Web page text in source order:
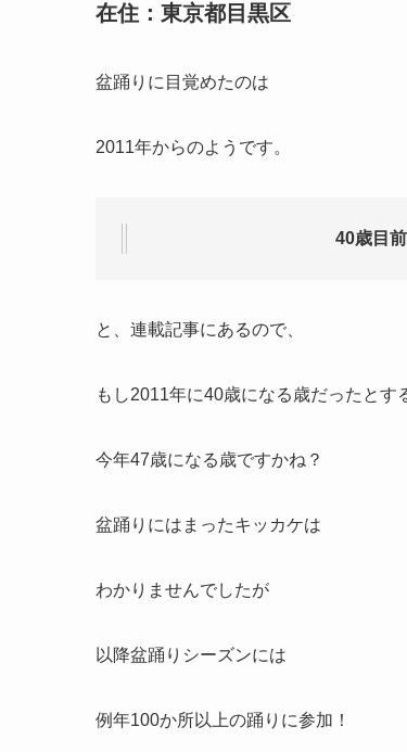
在住：東京都目黒区
盆踊りに目覚めたのは
2011年からのようです。
40歳目
と、連載記事にあるので、
もし2011年に40歳になる歳だったとす
今年47歳になる歳ですかね？
盆踊りにはまったキッカケは
わかりませんでしたが
以降盆踊りシーズンには
例年100か所以上の踊りに参加！